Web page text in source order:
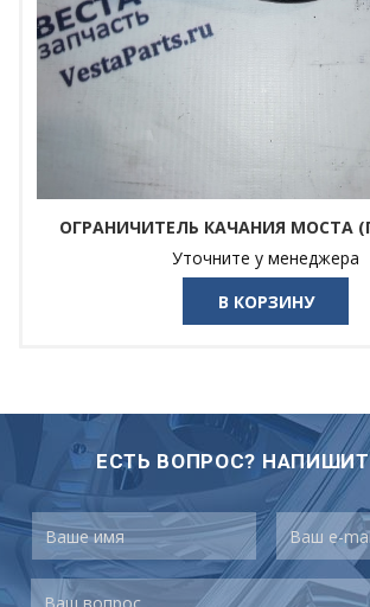
ОГРАНИЧИТЕЛЬ КАЧАНИЯ МОСТА
Уточните у менеджера
В КОРЗИНУ
ЕСТЬ ВОПРОС?